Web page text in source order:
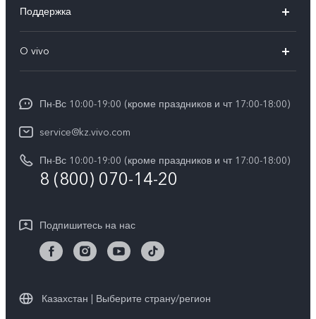
V40
V30 5G
Y36
TWS 3e
Поддержка
Сервисные центры
Funtouch OS
IMEI аутентификация
Обновление системы
Запрос хода ремонта
O vivo
Пресс-центр
Карьера в vivo
Юридическая информация
Центр конфиденциальности vivo
Стабильность
Пн-Вс 10:00-19:00 (кроме праздников и чт 17:00-18:00)
service@kz.vivo.com
Пн-Вс 10:00-19:00 (кроме праздников и чт 17:00-18:00)
8 (800) 070-14-20
Подпишитесь на нас
Казахстан | Выберите страну/регион